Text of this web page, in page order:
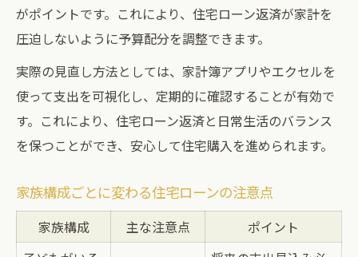
がポイントです。これにより、住宅ローン返済が家計を
圧迫しないように予算配分を調整できます。
実際の見直し方法としては、家計簿アプリやエクセルを
使って支出を可視化し、定期的に確認することが有効で
す。これにより、住宅ローン返済と日常生活のバランス
を保つことができ、安心して住宅購入を進められます。
家族構成ごとに変わる住宅ローンの注意点
家族構成 主な注意点
ポイント